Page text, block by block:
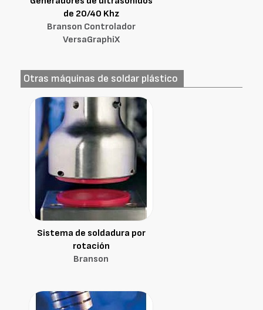
de 20/40 Khz
Branson Controlador
VersaGraphiX
Otras máquinas de soldar plástico
Sistema de soldadura por
rotación
Branson